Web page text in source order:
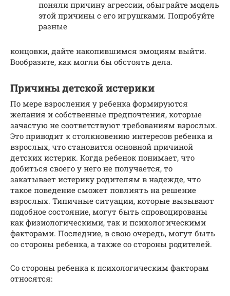
поняли причину агрессии, обыграйте модель
этой причины с его игрушками. Попробуйте
разные
концовки, дайте накопившимся эмоциям выйти.
Вообразите, как могли бы обстоять дела.
Причины детской истерики
По мере взросления у ребенка формируются
желания и собственные предпочтения, которые
зачастую не соответствуют требованиям взрослых.
Это приводит к столкновению интересов ребенка и
взрослых, что становится основной причиной
детских истерик. Когда ребенок понимает, что
добиться своего у него не получается, то
закатывает истерику родителям в надежде, что
такое поведение сможет повлиять на решение
взрослых. Типичные ситуации, которые вызывают
подобное состояние, могут быть спровоцированы
как физиологическими, так и психологическими
факторами. Последние, в свою очередь, могут быть
со стороны ребенка, а также со стороны родителей.
Со стороны ребенка к психологическим факторам
относятся: